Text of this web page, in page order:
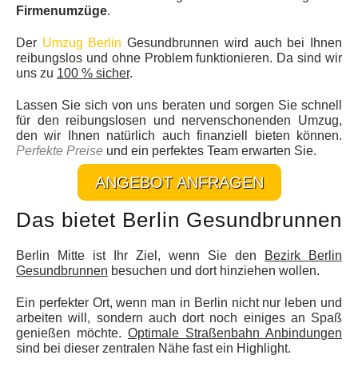
Firmenumzüge.
Der Umzug Berlin Gesundbrunnen wird auch bei Ihnen
reibungslos und ohne Problem funktionieren. Da sind wir
uns zu 100 % sicher.
Lassen Sie sich von uns beraten und sorgen Sie schnell
für den reibungslosen und nervenschonenden Umzug,
den wir Ihnen natürlich auch finanziell bieten können.
Perfekte Preise und ein perfektes Team erwarten Sie.
ANGEBOT ANFRAGEN
Das bietet Berlin Gesundbrunnen
Berlin Mitte ist Ihr Ziel, wenn Sie den
Bezirk Berlin
Gesundbrunnen besuchen und dort hinziehen wollen.
Ein perfekter Ort, wenn man in Berlin nicht nur leben und
arbeiten will, sondern auch dort noch einiges an Spaß
genießen möchte. Optimale Straßenbahn Anbindungen
sind bei dieser zentralen Nähe fast ein Highlight.